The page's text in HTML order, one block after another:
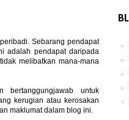
Sebarang pendapat
adalah pendapat daripada
melibatkan mana-mana
bertanggungjawab untuk
kerugian atau kerosakan
maklumat dalam blog ini.
►
►
►
►
▼